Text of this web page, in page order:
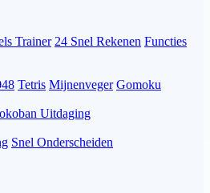
Trainer 24 Snel Rekenen Functies
Tetris Mijnenveger Gomoku
Uitdaging
Snel Onderscheiden